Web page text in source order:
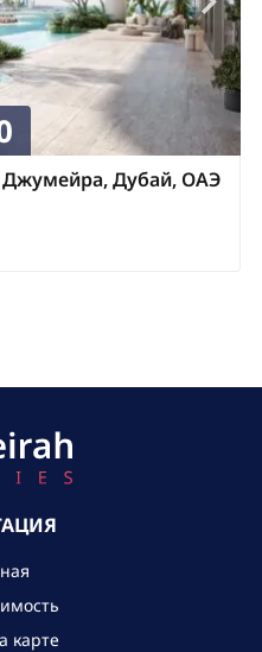
Джумейра, Дубай, ОАЭ
карте